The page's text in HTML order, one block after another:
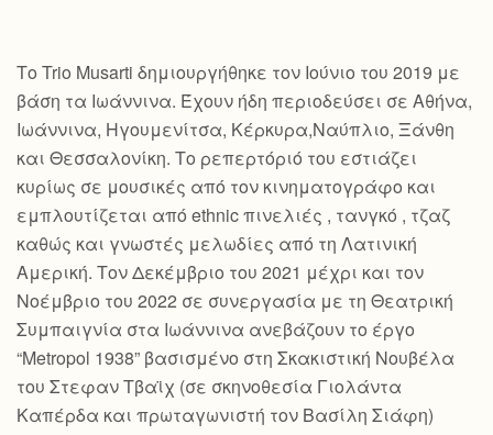
Το Trio Musarti δημιουργήθηκε τον Ιούνιο του 2019 με
βάση τα Ιωάννινα. Έχουν ήδη περιοδεύσει σε Αθήνα,
Ιωάννινα, Ηγουμενίτσα, Κέρκυρα,Ναύπλιο, Ξάνθη
και Θεσσαλονίκη. Το ρεπερτόριό του εστιάζει
κυρίως σε μουσικές από τον κινηματογράφο και
εμπλουτίζεται από ethnic πινελιές , τανγκό , τζαζ
καθώς και γνωστές μελωδίες από τη Λατινική
Αμερική. Τον Δεκέμβριο του 2021 μέχρι και τον
Νοέμβριο του 2022 σε συνεργασία με τη Θεατρική
Συμπαιγνία στα Ιωάννινα ανεβάζουν το έργο
“Metropol 1938” βασισμένο στη Σκακιστική Νουβέλα
του Στεφαν Τβαϊχ (σε σκηνοθεσία Γιολάντα
Καπέρδα και πρωταγωνιστή τον Βασίλη Σιάφη)